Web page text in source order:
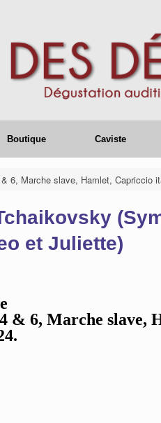
Boutique Caviste
6, Marche slave, Hamlet, Capriccio
et Juliette)
& 6, Marche slave,